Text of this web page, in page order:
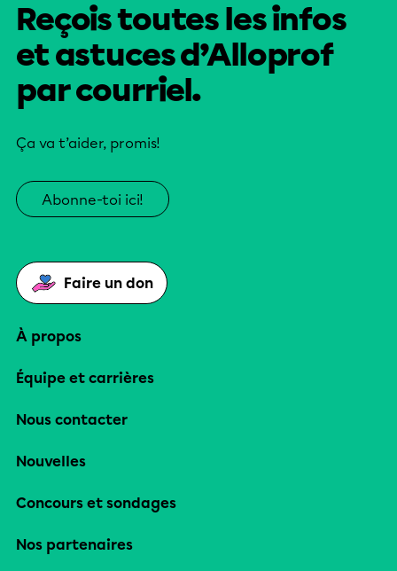
Reçois toutes les infos
et astuces d’Alloprof
par courriel.
Ça va t’aider, promis!
Abonne-toi ici!
Faire un don
À propos
Équipe et carrières
Nous contacter
Nouvelles
Concours et sondages
Nos partenaires